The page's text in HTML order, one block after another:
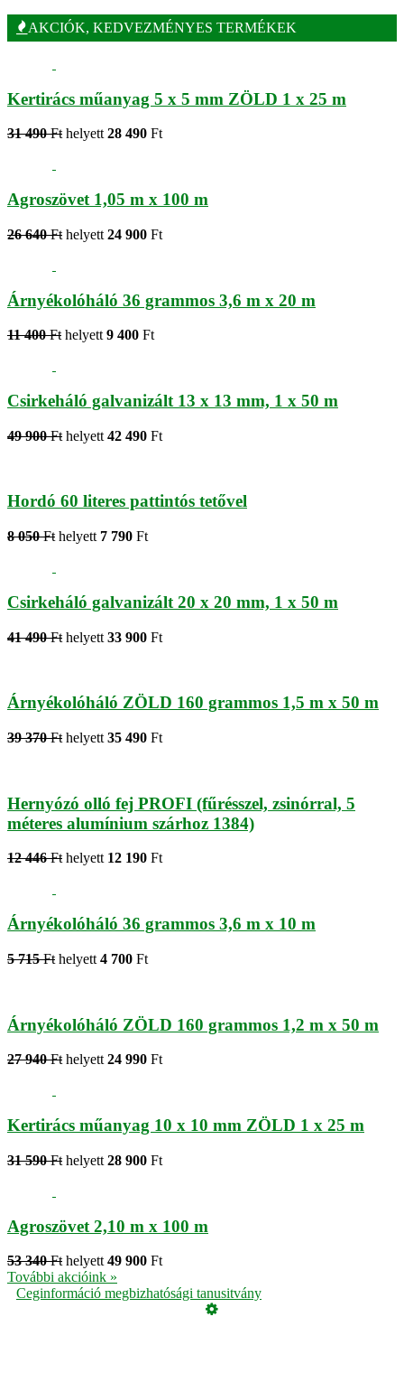
AKCIÓK, KEDVEZMÉNYES TERMÉKEK
Kertirács műanyag 5 x 5 mm ZÖLD 1 x 25 m
31 490 Fthelyett28 490 Ft
Agroszövet 1,05 m x 100 m
26 640 Ft helyett 24 900 Ft
Árnyékolóháló 36 grammos 3,6 m x 20 m
11 400 Ft helyett 9 400 Ft
Csirkeháló galvanizált 13 x 13 mm, 1 x 50 m
49 900 Ft helyett 42 490 Ft
Hordó 60 literes pattintós tetővel
8 050 Ft helyett 7 790 Ft
Csirkeháló galvanizált 20 x 20 mm, 1 x 50 m
41 490 Ft helyett 33 900 Ft
Árnyékolóháló ZÖLD 160 grammos 1,5 m x 50 m
39 370 Ft helyett 35 490 Ft
Hernyózó olló fej PROFI (fűrésszel, zsinórral, 5
méteres alumínium szárhoz 1384)
12 446 Fthelyett 12 190 Ft
Árnyékolóháló 36 grammos 3,6 m x 10 m
5 715 Ft helyett 4 700 Ft
Árnyékolóháló ZÖLD 160 grammos 1,2 m x 50 m
27 940 Ft helyett 24 990 Ft
Kertirács műanyag 10 x 10 mm ZÖLD 1 x 25 m
31 590 Ft helyett 28 900 Ft
Agroszövet 2,10 m x 100 m
53 340 Ft helyett 49 900 Ft
További akcióink »
Ceginformáció megbizhatósági tanusitvány